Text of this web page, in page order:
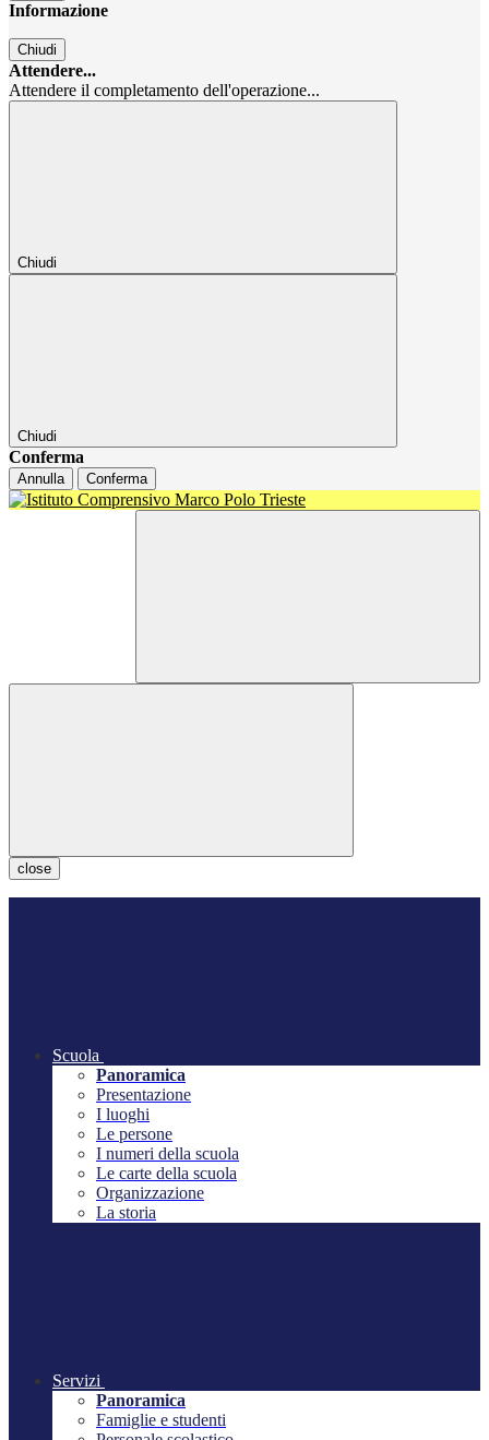
Informazione
Chiudi
Attendere...
Attendere il completamento dell'operazione...
Chiudi
Chiudi
Conferma
Annulla Conferma
close
Scuola
Panoramica
Presentazione
I luoghi
Le persone
I numeri della scuola
Le carte della scuola
Organizzazione
La storia
Servizi
Panoramica
Famiglie e studenti